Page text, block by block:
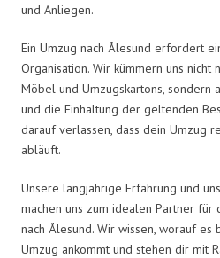
und Anliegen.
Ein Umzug nach Ålesund erfordert
Organisation. Wir kümmern uns
Möbel und Umzugskartons, sondern
und die Einhaltung der geltenden
darauf verlassen, dass dein Umzug
abläuft.
Unsere langjährige Erfahrung und
machen uns zum idealen Partner für
nach Ålesund. Wir wissen, worauf
Umzug ankommt und stehen dir mit